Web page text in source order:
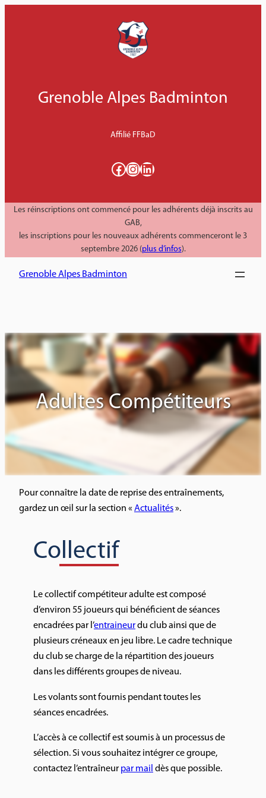
Grenoble Alpes Badminton
Affilié FFBaD
Facebook InstagramLinkedIn
Les réinscriptions ont commencé pour les adhérents déjà inscrits au
GAB,
les inscriptions pour les nouveaux adhérents commenceront le 3
septembre 2026 (plus d’infos).
Grenoble Alpes Badminton
Adultes Compétiteurs
Pour connaître la date de reprise des entraînements,
gardez un œil sur la section «Actualités».
Collectif
Le collectif compétiteur adulte est composé
d’environ 55 joueurs qui bénéficient de séances
encadrées par l’entraineurdu club ainsi que de
plusieurs créneaux en jeu libre. Le cadre technique
du club se charge de la répartition des joueurs
dans les différents groupes de niveau.
Les volants sont fournis pendant toutes les
séances encadrées.
L’accès à ce collectif est soumis à un processus de
sélection. Si vous souhaitez intégrer ce groupe,
contactez l’entraîneur par mail dès que possible.